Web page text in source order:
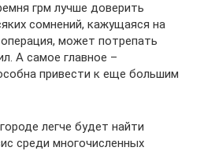
грм лучше доверить
сомнений, кажущаяся на
может потрепать
А самое главное –
привести к еще большим
легче будет найти
среди многочисленных